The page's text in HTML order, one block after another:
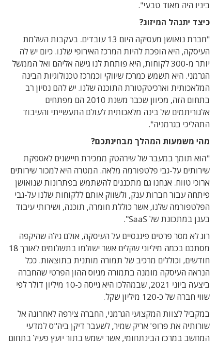
ביניו היה מאוד טבעי".
כיצד יתנהל המיזוג?
"חברת נואושן מעסיקה היום 13 עובדים. בעקבות השלמת
העיסקה, היא הופכת להיות המרכז האירופי שלנו. כיום יש לה
יותר מ-300 לקוחות, היא פותחת לנו גישה אליהם ואל הממשל
הגרמני. היא תשמש כמרכז שיווקי וכמרכז טכנולוגיות הבינה
המלאכותית וארכיטקטורת התוכנה שלנו. יש להם נסיון רב
בתחום הזה, מכיוון שכבר משנת 2010 הם מפתחים
אלגוריתמים של בינה מלאכותית לעולם התעשייתי והעיבוד
התהליכי בגרמניה".
מהי משמעות המהלך מבחינתכם?
"הוא תומך במעבר של שירהטק ממכירת חיישנים לאספקת
שירותים על-גבי פלטפורמה מלאה. המטרה היא למכור שירותים
ארוכי טווח. אנחנו גם מתכננים להשתמש בפתרונות שנואושן
פיתחה עבור חברות ענק, ולשווק אותם ללקוחות שלנו על-גבי
הפלטפורמה שלנו, אשר כוללת חומרה, תוכנה, ושירותי עיבוד
בענן במתכונת של SaaS".
רוג לא מסר פרטים פיננסיים על העיסקה, אולם גילה שהיקפה
מסתכם בכמה מיליוני שקלים אשר ישולמו בתשלומים לאורך 18
חודשים, וכוללים מרכיב של תמורה מותנית בתוצאות. ככל
הנראה העיסקה מומנה בתמורה מגיוס ההון הפרטי שהחברה
ביצעה ביוני 2021, שבמהלכו היא גייסה כ-10 מיליון דולר לפי
שווי חברה של כ-120 מיליון שקל.
במקביל לצוות המקצועי הגרמני, החברה צירפה לאחרונה אל
שורותיה את פרופ' אריק שמיר, לשעבר דיקן ביה"ס למדעי
המחשב במרכז הבינתחומי, אשר ישמש בתור יועץ פעיל בתחום